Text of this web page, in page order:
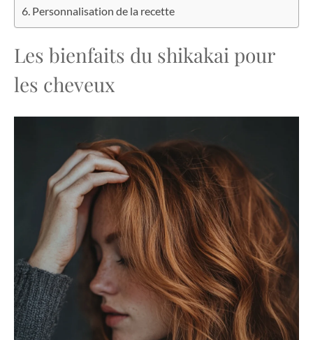
Personnalisation de la recette
Les bienfaits du shikakai pour
les cheveux